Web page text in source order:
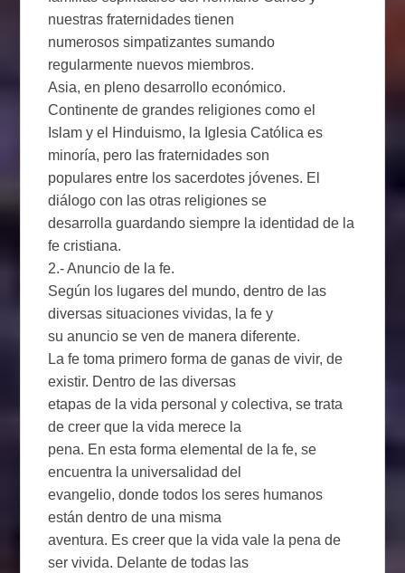
nuestras fraternidades tienen
numerosos simpatizantes sumando
regularmente nuevos miembros.
Asia, en pleno desarrollo económico.
Continente de grandes religiones como el
Islam y el Hinduismo, la Iglesia Católica es
minoría, pero las fraternidades son
populares entre los sacerdotes jóvenes. El
diálogo con las otras religiones se
desarrolla guardando siempre la identidad de la
fe cristiana.
2.- Anuncio de la fe.
Según los lugares del mundo, dentro de las
diversas situaciones vividas, la fe y
su anuncio se ven de manera diferente.
La fe toma primero forma de ganas de vivir, de
existir. Dentro de las diversas
etapas de la vida personal y colectiva, se trata
de creer que la vida merece la
pena. En esta forma elemental de la fe, se
encuentra la universalidad del
evangelio, donde todos los seres humanos
están dentro de una misma
aventura. Es creer que la vida vale la pena de
ser vivida. Delante de todas las